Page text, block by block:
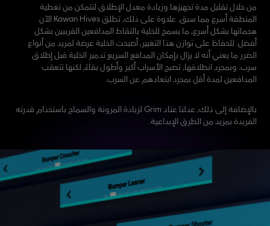
من خلال تقليل مدة تجهيزها وزيادة معدل الإطلاق لتتمكن من تغطية
المنطقة أسرع مما سبق. علاوة على ذلك، تطلق Kawan Hives الآن
هجماتها بشكل أسرع، ما يسمح للخلية بالتقاط المدافعين القريبين بشكل
أفضل. للحفاظ على توازن هذا التغيير، أصبحت الخلية عرضة لمزيد من أنواع
الضرر ما يعني أنه لا يزال بإمكان المدافع السريع تدمير الخلية قبل إطلاق
سرب. وبمجرد انطلاقها، تصبح الأسراب أكبر وأطول بقاءً، لكنها تتعقب
المدافعين لمدة أقل بمجرد ابتعادهم عن السرب.
بالإضافة إلى ذلك، عدلنا عتاد Grim لزيادة المرونة والسماح باستخدام قدرته
الفريدة بمزيد من الطرق الإبداعية.